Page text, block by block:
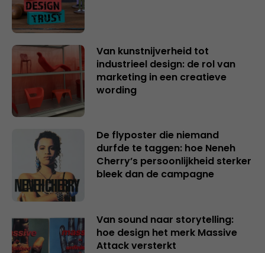
Van kunstnijverheid tot
industrieel design: de rol van
marketing in een creatieve
wording
De flyposter die niemand
durfde te taggen: hoe Neneh
Cherry’s persoonlijkheid sterker
bleek dan de campagne
Van sound naar storytelling:
hoe design het merk Massive
Attack versterkt